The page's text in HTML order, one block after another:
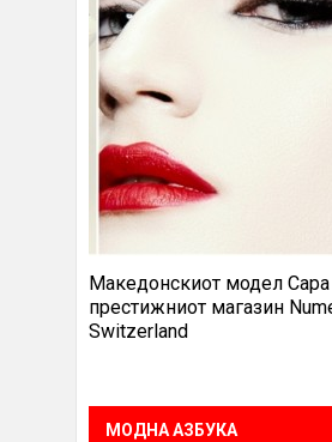
Македонскиот модел Сара
престижниот магазин
Switzerland
МОДНА АЗБУКА